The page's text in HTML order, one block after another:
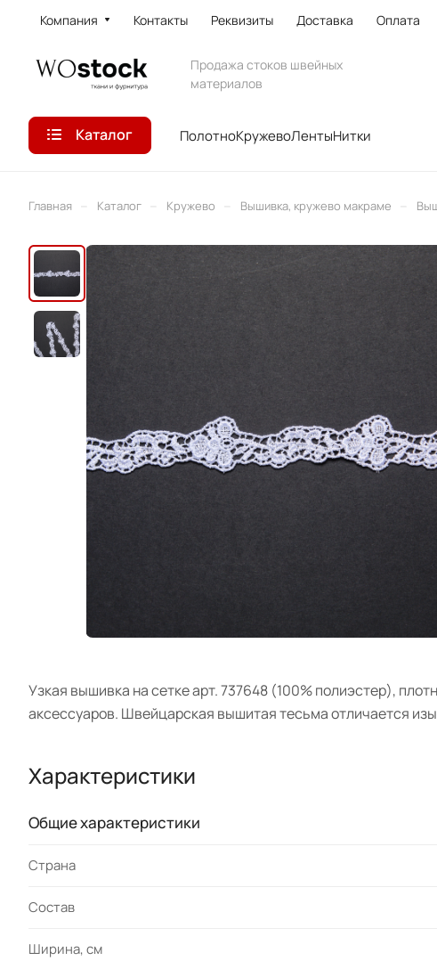
Компания Контакты Реквизиты Доставка Оплата
Продажа стоков швейных
материалов
Каталог ПолотноКружевоЛентыНитки
Главная Каталог Кружево Вышивка, кружево макраме
Узкая вышивка на сетке арт. 737648 (100% полиэстер),
аксессуаров. Швейцарская вышитая тесьма отличается
Характеристики
Общие характеристики
Страна
Состав
Ширина, см